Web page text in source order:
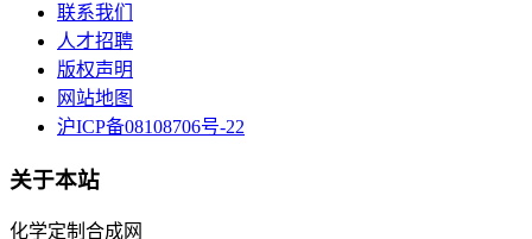
联系我们
人才招聘
版权声明
网站地图
沪ICP备08108706号-22
关于本站
化学定制合成网